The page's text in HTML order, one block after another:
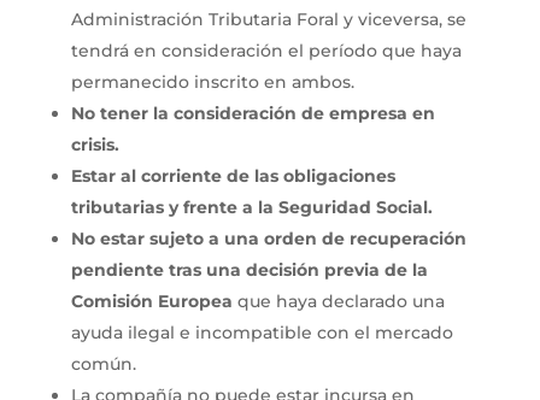
Administración Tributaria Foral y viceversa, se
tendrá en consideración el período que haya
permanecido inscrito en ambos.
No tener la consideración de empresa en
crisis.
Estar al corriente de las obligaciones
tributarias y frente a la Seguridad Social.
No estar sujeto a una orden de recuperación
pendiente tras una decisión previa de la
Comisión Europea que haya declarado una
ayuda ilegal e incompatible con el mercado
común.
La compañía no puede estar incursa en